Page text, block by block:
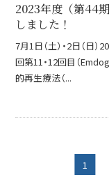
2023年度（第44
しました！
7月1日（土）・2日（日
回第11・12回目（
的再生療法（...
1